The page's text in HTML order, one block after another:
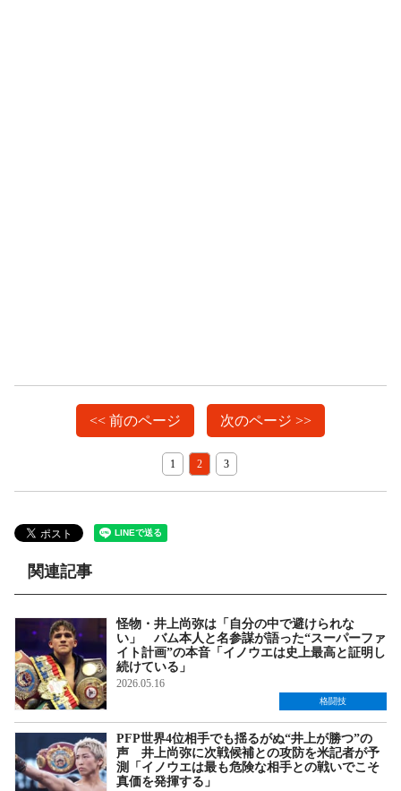
<< 前のページ 次のページ >>
1 2 3
関連記事
怪物・井上尚弥は「自分の中で避けられな
い」 バム本人と名参謀が語った“スーパーファ
イト計画”の本音「イノウエは史上最高と証明し
続けている」
2026.05.16
格闘技
PFP世界4位相手でも揺るがぬ“井上が勝つ”の
声 井上尚弥に次戦候補との攻防を米記者が予
測「イノウエは最も危険な相手との戦いでこそ
真価を発揮する」